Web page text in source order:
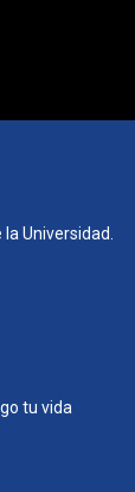
Universidad.
tu vida